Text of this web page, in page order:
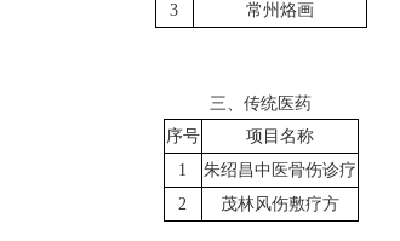
3
常州烙画
三、传统医药
序号
项目名称
1
朱绍昌中医骨伤诊疗
2
茂林风伤敷疗方